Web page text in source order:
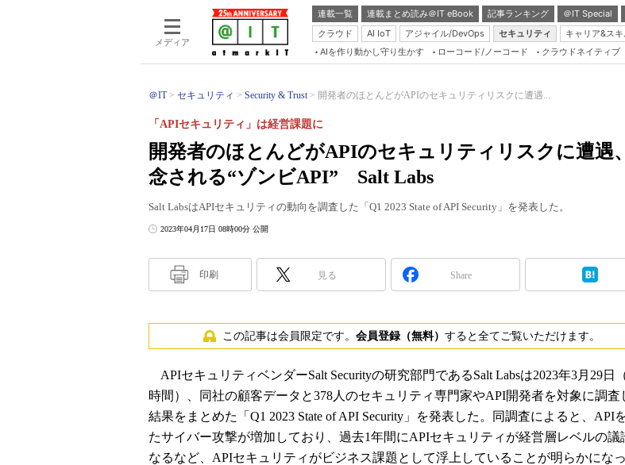
メディア
連載一覧 連載まとめ読み＠IT eBook 記事ランキング ＠IT Special
クラウド
AI IoT アジャイル/DevOps セキュリティ キャリア&ス
AIを作り動かし守り生かす ローコード/ノーコード クラウドネイティブ
＠IT セキュリティ Security & Trust 開発者のほとんどがAPIのセキュリティリスクに遭遇...
開発者のほとんどがAPIのセキュリティリスクに遭遇
念される“ゾンビAPI” Salt Labs
「APIセキュリティ」は経営課題に
Salt LabsはAPIセキュリティの動向を調査した「Q1 2023 State of API Security」を発表した。
2023年04月17日 08時00分 公開
印刷 見る Share
この記事は会員限定です。 会員登録（無料） すると全てご覧いただけます。
APIセキュリティベンダーSalt Securityの研究部門であるSalt Labsは2023年3月29日
時間）、同社の顧客データと378人のセキュリティ専門家やAPI開発者を対象に調査
結果をまとめた「Q1 2023 State of API Security」を発表した。同調査によると、API
たサイバー攻撃が増加しており、過去1年間にAPIセキュリティが経営層レベルの議
なるなど、APIセキュリティがビジネス課題として浮上していることが明らかになっ